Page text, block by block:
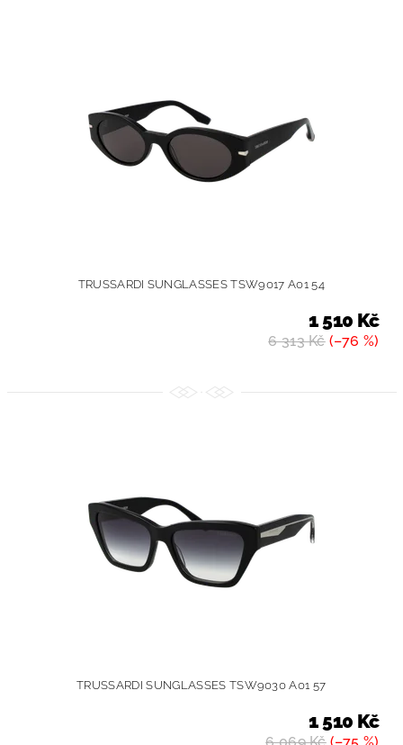
TRUSSARDI SUNGLASSES TSW9017 A01 54
6 313 Kč(–76 %)
1 510 Kč
TRUSSARDI SUNGLASSES TSW9030 A01 57
1 510 Kč